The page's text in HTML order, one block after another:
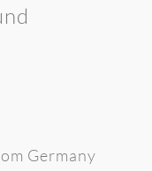
Germany